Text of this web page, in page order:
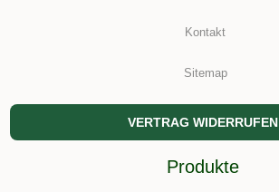
Kontakt
Sitemap
VERTRAG WIDERRUFEN
Produkte